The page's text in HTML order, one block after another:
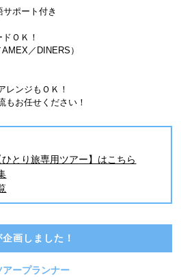
ポート付き
ＯＫ！
／DINERS）
ンジもＯＫ！
お任せください！
とり旅専用ツアー】はこちら
画しました！
アープランナー